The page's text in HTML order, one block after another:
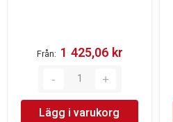
Från 1 425,06 kr‎
Lägg i varukorg